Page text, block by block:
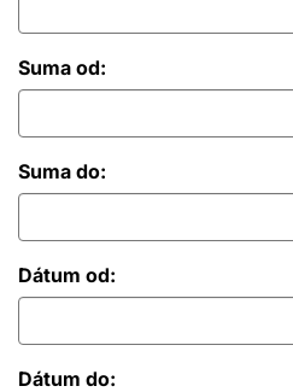
Suma od:
Suma do:
Dátum od:
Dátum do: